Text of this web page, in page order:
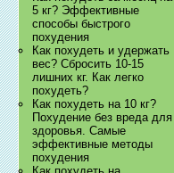
5 кг? Эффективные
способы быстрого
похудения
Как похудеть и удержать
вес? Сбросить 10-15
лишних кг. Как легко
похудеть?
Как похудеть на 10 кг?
Похудение без вреда для
здоровья. Самые
эффективные методы
похудения